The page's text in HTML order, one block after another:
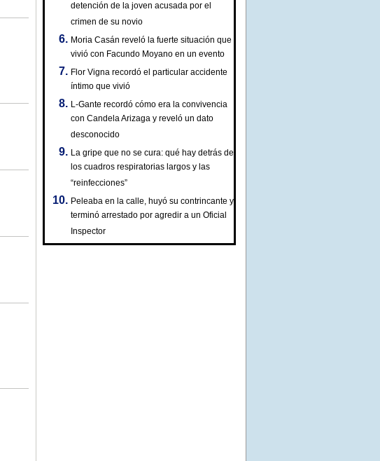
detención de la joven acusada por el
crimen de su novio
Moria Casán reveló la fuerte situación que
vivió con Facundo Moyano en un evento
Flor Vigna recordó el particular accidente
íntimo que vivió
L-Gante recordó cómo era la convivencia
con Candela Arizaga y reveló un dato
desconocido
La gripe que no se cura: qué hay detrás de
los cuadros respiratorias largos y las
“reinfecciones”
Peleaba en la calle, huyó su contrincante y
terminó arrestado por agredir a un Oficial
Inspector